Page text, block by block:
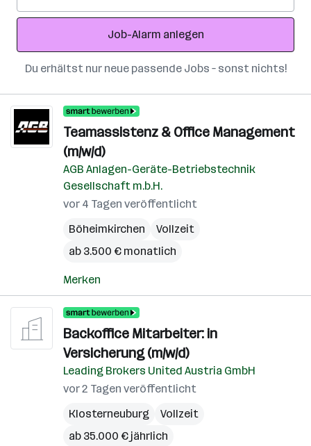
Adresse
Job-Alarm anlegen
Du erhältst nur neue passende Jobs – sonst nichts!
Teamassistenz & Office Management
(m/w/d)
AGB Anlagen-Geräte-Betriebstechnik
Gesellschaft m.b.H.
vor 4 Tagen veröffentlicht
Böheimkirchen
Vollzeit
ab 3.500 € monatlich
Merken
Backoffice Mitarbeiter: in
Versicherung (m/w/d)
Leading Brokers United Austria GmbH
vor 2 Tagen veröffentlicht
Klosterneuburg
Vollzeit
ab 35.000 € jährlich